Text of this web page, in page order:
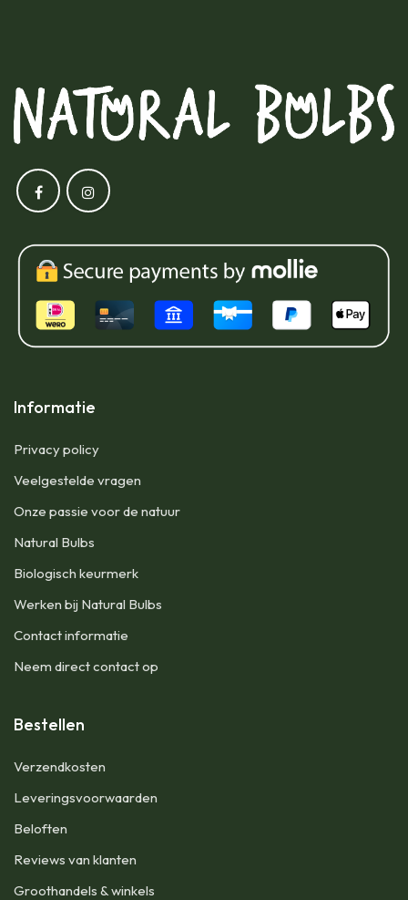
Informatie
Privacy policy
Veelgestelde vragen
Onze passie voor de natuur
Natural Bulbs
Biologisch keurmerk
Werken bij Natural Bulbs
Contact informatie
Neem direct contact op
Bestellen
Verzendkosten
Leveringsvoorwaarden
Beloften
Reviews van klanten
Groothandels & winkels